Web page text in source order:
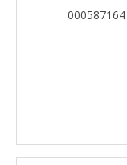
000587164